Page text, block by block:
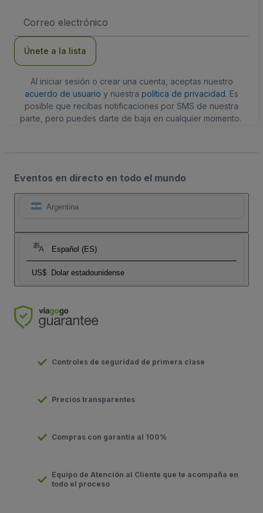
de
Únete a la lista
Al iniciar sesión o crear una cuenta, aceptas nuestro
acuerdo de usuario y nuestra política de privacidad. Es
posible que recibas notificaciones por SMS de nuestra
parte, pero puedes darte de baja en cualquier momento.
Eventos en directo en todo el mundo
Argentina
Español (ES)
US$ Dolar estadounidense
Controles de seguridad de primera clase
Precios transparentes
Compras con garantía al 100%
Equipo de Atención al Cliente que te acompaña en
todo el proceso